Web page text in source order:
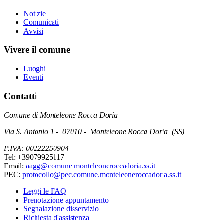
Notizie
Comunicati
Avvisi
Vivere il comune
Luoghi
Eventi
Contatti
Comune di Monteleone Rocca Doria
Via S. Antonio 1 - 07010 - Monteleone Rocca Doria (SS)
P.IVA: 00222250904
Tel: +39079925117
Email: aagg@comune.monteleoneroccadoria.ss.it
PEC: protocollo@pec.comune.monteleoneroccadoria.ss.it
Leggi le FAQ
Prenotazione appuntamento
Segnalazione disservizio
Richiesta d'assistenza